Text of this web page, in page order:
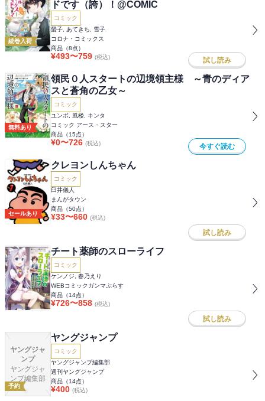
続巻入荷
ドです（誇）！@COMIC
コミック
螢子, あてきち, 雪子
コロナ・コミックス
商品（8点）
¥493〜759 (税込) 試し読み
無料あり
領民０人スタートの辺境領主様 ～青のディア
スと蒼角の乙女～
コミック
ユンボ, 風楼, キンタ
コミック アース・スター
商品（15点）
¥0〜726 (税込) 今すぐ読む
セールあり
クレヨンしんちゃん
コミック
臼井儀人
まんがタウン
商品（50点）
¥33〜660 (税込)
試し読み
チート薬師のスローライフ
コミック
ケンノジ, 春乃えり
WEBコミックガンマぷらす
商品（14点）
¥726〜858 (税込)
試し読み
ヤングジャ
ンプ
ヤングジャ
ンプ編集部
予約
ヤングジャンプ
コミック
ヤングジャンプ編集部
週刊ヤングジャンプ
商品（14点）
¥400 (税込)